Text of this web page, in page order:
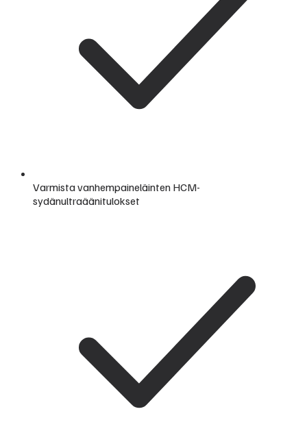
Varmista vanhempaineläinten HCM-
sydänultraäänitulokset